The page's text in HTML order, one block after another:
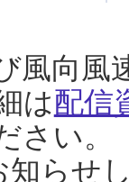
風向風
は配信
さい。
らせ